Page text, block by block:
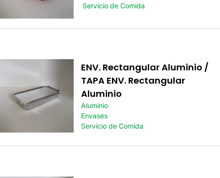
Servicio de Comida
ENV. Rectangular Aluminio /
TAPA ENV. Rectangular
Aluminio
Aluminio
Envases
Servicio de Comida